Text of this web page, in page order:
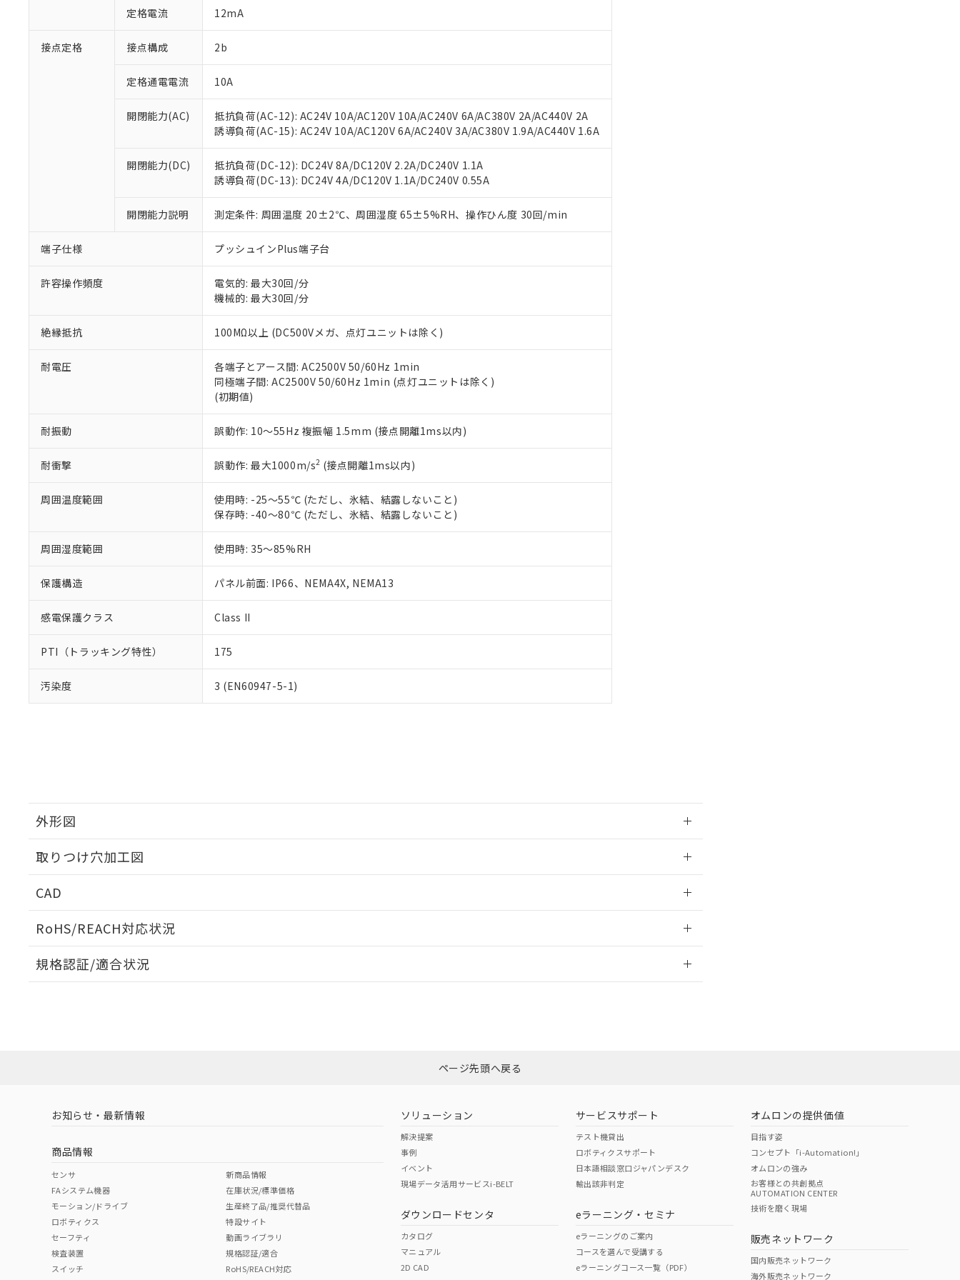
定格電流 12mA
接点定格 接点構成 2b
定格通電電流 10A
開閉能力(AC)
抵抗負荷(AC-12): AC24V 10A/AC120V 10A/AC240V 6A/AC380V 2A/AC440V 2A
誘導負荷(AC-15): AC24V 10A/AC120V 6A/AC240V 3A/AC380V 1.9A/AC440V 1.6A
開閉能力(DC)
抵抗負荷(DC-12): DC24V 8A/DC120V 2.2A/DC240V 1.1A
誘導負荷(DC-13): DC24V 4A/DC120V 1.1A/DC240V 0.55A
開閉能力説明 測定条件: 周囲温度 20±2℃、周囲湿度 65±5%RH、操作ひん度 30回/min
端子仕様 プッシュインPlus端子台
許容操作頻度
電気的: 最大30回/分
機械的: 最大30回/分
絶縁抵抗 100MΩ以上 (DC500Vメガ、点灯ユニットは除く)
耐電圧
各端子とアース間: AC2500V 50/60Hz 1min
同極端子間: AC2500V 50/60Hz 1min (点灯ユニットは除く)
(初期値)
耐振動 誤動作: 10～55Hz 複振幅 1.5mm (接点開離1ms以内)
耐衝撃 誤動作: 最大1000m/s2 (接点開離1ms以内)
周囲温度範囲
使用時: -25～55℃ (ただし、氷結、結露しないこと)
保存時: -40～80℃ (ただし、氷結、結露しないこと)
周囲湿度範囲 使用時: 35～85%RH
保護構造 パネル前面: IP66、NEMA4X, NEMA13
感電保護クラス Class II
PTI（トラッキング特性） 175
汚染度 3 (EN60947-5-1)
外形図
取りつけ穴加工図
CAD
RoHS/REACH対応状況
EU RoHS 注意事項・凡例
ダウンロードはこちら
中国 RoHS 注意事項・凡例
中国 RoHS表
Pb Hg Cr(VI)
O O
規格認証/適合状況
い。
正式な納期状況および標準価格はお客様のお取引先、またはお客様担当のオムロン制御機器販売店・
当社販売員にご相談ください。
オムロン制御機器販売店や当社販売拠点は「販売ネットワーク
」をご確認ください。
在庫状況および標準価格結果を当社の事前の承諾なく第三者に漏洩または開示しないようお願いしま
す。
マイパーツ機能（部品リスト作成サービス）をご利用いただくには、I-Webメンバーズにご登録され
お客様が当ウェブサイト上で当社にご登録された部品リストについて、当社および当社の共同利用者
が、当社の製品・サービスに関するお客様との取引・商談に必要な範囲で利用することをご了承くだ
さい。
※当社の共同利用者とは、"個人情報の共同利用に関して"
の「1.共同利用者の範囲」に記載されて
いる法人を指します。
但し、RoHS指令で産業用監視および制御機器に対する適用除外項目は除く。
※2 対応予定月
部品在庫の切り替え状況などにより、予定月が前後することがあります。
※3 非含有証明書ダウンロード
下記の非含有証明書をダウンロードすることができます。
EU RoHS指令（10物質）の非含有証明書
51物質の非含有証明書（当社基準）
※本証明書は発行日時点で非含有を証明するもので、過去に遡って非含有を証明するものではありません。
また、RoHS指令のフタル酸エステル類４物質の対応では、対応完了までの期間は出荷製品に未対応品が
混在することから備考欄に対応日を記載しておりました。
り割愛しております。
「○」：最大均質材料含有率が中国RoHSの基準値以下であることを示します。
「×」：最大均質材料含有率が中国RoHSの基準値を超えていることを示します。
*中国RoHS10物質の基準値 (GB/T26572)：
Pb(鉛) :1000ppm、 Hg(水銀) : 1000ppm、 Cd(カドミウム) : 100ppm、
Cr(Ⅵ)(六価クロム) : 1000ppm、 PBBs(ポリ臭化ビフェニル類) : 1000ppm、 PBDEs(ポリ臭化ジフェニルエーテル類) : 1000ppm、
DBP(フタル酸ジブチル) : 1000ppm、 DIBP(フタル酸ジイソブチル) : 1000ppm、 BBP(フタル酸ブチルベンジル) : 1000ppm、
DEHP(フタル酸ビス(2-エチルヘキシル)) : 1000ppm
※2 環境保護使用期限
「ｅ」：有害物質（10物質）のすべてが基準値以下であることを示します。
「10」：通常の使用状況下において有害物質が外部に漏えいし、環境に深刻な影響を及ぼさない年数を意
味します。
当社は、これら貴社製品のうち、外国為替および外国貿易法に定める商品（以下｢規制貨物等」とい
当社は貴社製品を、核兵器、ミサイル、化学兵器、生物兵器またはその他武器並びにこれらの製造装
置等に一切使用いたしません。
当社は、貴社製品を第三者に販売する場合は、上記1、2および3の内容を当該第三者に通知します。
また当社は、販売先および販売に係わる関係者が違法に輸出するおそれがある場合は、取り引きをい
たしません。
号
○ 一定数以上の在庫あり
△ 一定数には満たないが在庫あり
－
在庫なし(最新の在庫状況については、お客様のお取引先、またはお客様担当のオムロン制御
機器販売店・当社販売員にご確認ください)
空
白
受注生産機種、また在庫状況の情報を公開していない機種
ページ先頭へ戻る
お知らせ・最新情報
商品情報
センサ
FAシステム機器
モーション/ドライブ
ロボティクス
セーフティ
検査装置
スイッチ
新商品情報
在庫状況/標準価格
生産終了品/推奨代替品
特設サイト
動画ライブラリ
規格認証/適合
RoHS/REACH対応
ソリューション
解決提案
事例
イベント
現場データ活用サービスi-BELT
ダウンロードセンタ
カタログ
マニュアル
2D CAD
サービスサポート
テスト機貸出
ロボティクスサポート
日本語相談窓口ジャパンデスク
輸出該非判定
eラーニング・セミナ
eラーニングのご案内
コースを選んで受講する
eラーニングコース一覧（PDF）
オムロンの提供価値
目指す姿
コンセプト「i-Automation!」
オムロンの強み
お客様との共創拠点
AUTOMATION CENTER
技術を磨く現場
販売ネットワーク
国内販売ネットワーク
海外販売ネットワーク